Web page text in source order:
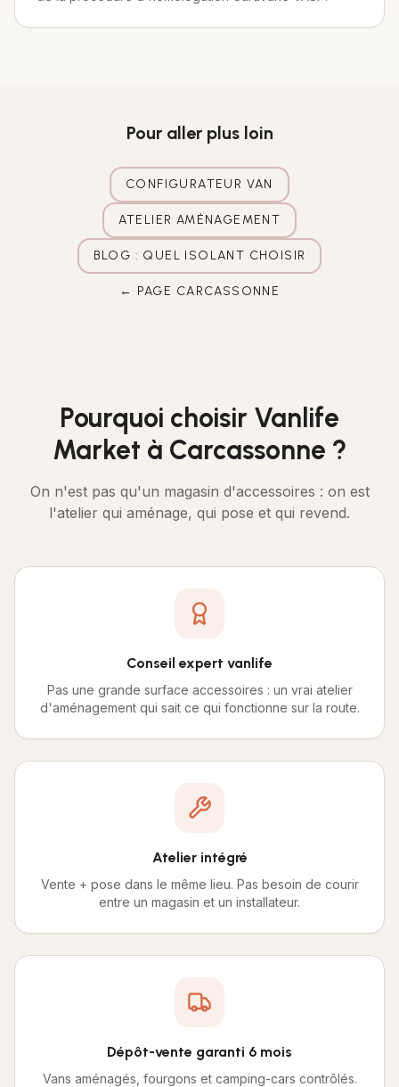
Pour aller plus loin
CONFIGURATEUR VAN
ATELIER AMÉNAGEMENT
BLOG : QUEL ISOLANT CHOISIR
← PAGE CARCASSONNE
Pourquoi choisir Vanlife
Market à Carcassonne ?
On n'est pas qu'un magasin d'accessoires : on est
l'atelier qui aménage, qui pose et qui revend.
Conseil expert vanlife
Pas une grande surface accessoires : un vrai atelier
d'aménagement qui sait ce qui fonctionne sur la route.
Atelier intégré
Vente + pose dans le même lieu. Pas besoin de courir
entre un magasin et un installateur.
Dépôt-vente garanti 6 mois
Vans aménagés, fourgons et camping-cars contrôlés.